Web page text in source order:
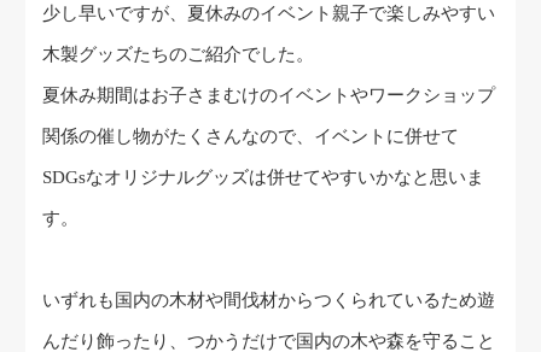
少し早いですが、夏休みのイベント親子で楽しみやすい
木製グッズたちのご紹介でした。
夏休み期間はお子さまむけのイベントやワークショップ
関係の催し物がたくさんなので、イベントに併せて
SDGsなオリジナルグッズは併せてやすいかなと思いま
す。
いずれも国内の木材や間伐材からつくられているため遊
んだり飾ったり、つかうだけで国内の木や森を守ること